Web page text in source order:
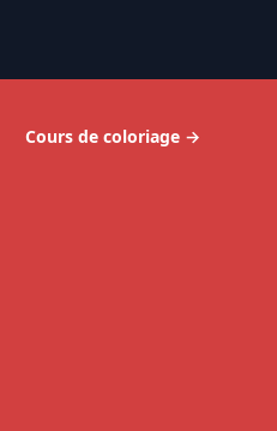
Cours de coloriage →